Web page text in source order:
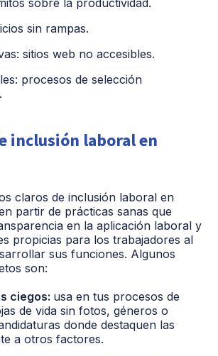
sin rampas.
sitios web no accesibles.
procesos de selección
inclusión laboral en
claros de inclusión laboral en
partir de prácticas sanas que
en la aplicación laboral y
propicias para los trabajadores al
sus funciones. Algunos
son:
ciegos: usa en tus procesos de
de vida sin fotos, géneros o
donde destaquen las
a otros factores.